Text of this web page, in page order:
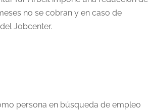
no se cobran y en caso de
del Jobcenter.
persona en búsqueda de empleo